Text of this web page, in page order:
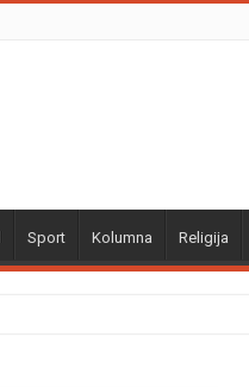
Sport Kolumna Religija